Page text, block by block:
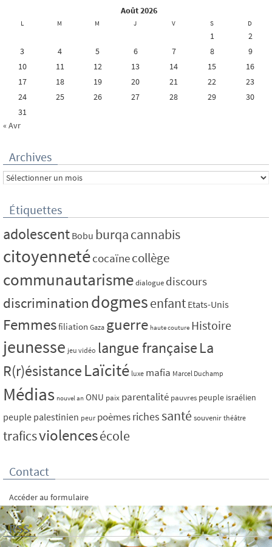
août 2026
L M M J V S D
1
2
3
4 5 6 7 8
9
10
11 12 13 14 15
16
17
18 19 20 21 22
23
24
25 26 27 28 29
30
31
« Avr
Archives
Archives
Étiquettes
adolescent Bobu burqacannabis
citoyennetécocaïnecollège
communautarismedialogue discours
discrimination dogmesenfant Etats-Unis
Femmesfiliation Gaza guerre haute couture Histoire
jeunesse jeu vidéo langue française La
R(r)ésistanceLaïcité luxe mafia Marcel Duchamp
Médias nouvel an ONU paix parentalité pauvres peuple israélien
peuple palestinien peur poèmesriches santé souvenir théâtre
traficsviolencesécole
Contact
Accéder au formulaire
RSS